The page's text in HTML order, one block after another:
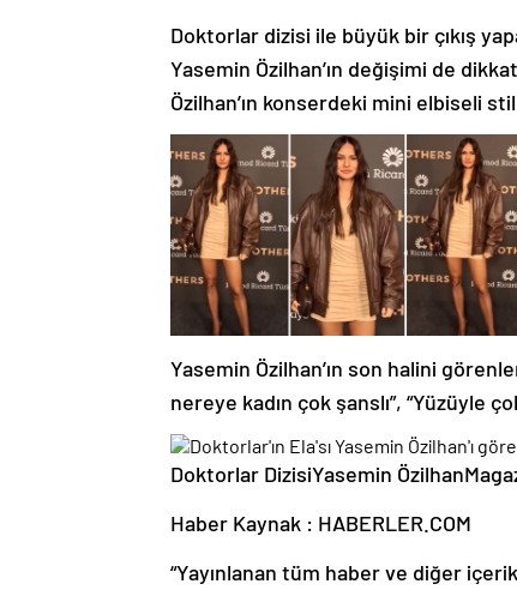
Doktorlar dizisi ile büyük bir çıkış
Yasemin Özilhan’ın değişimi de
Özilhan’ın konserdeki mini elbiseli
Yasemin Özilhan’ın son halini
nereye kadın çok şanslı”, “Yüzüyle
Doktorlar DizisiYasemin
Haber Kaynak : HABERLER.COM
“Yayınlanan tüm haber ve diğer